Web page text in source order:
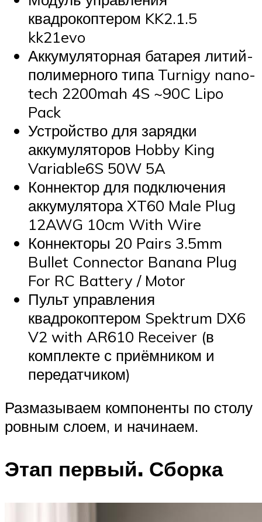
квадрокоптером KK2.1.5
kk21evo
Аккумуляторная батарея литий-
полимерного типа Turnigy nano-
tech 2200mah 4S ~90C Lipo
Pack
Устройство для зарядки
аккумуляторов Hobby King
Variable6S 50W 5A
Коннектор для подключения
аккумулятора XT60 Male Plug
12AWG 10cm With Wire
Коннекторы 20 Pairs 3.5mm
Bullet Connector Banana Plug
For RC Battery / Motor
Пульт управления
квадрокоптером Spektrum DX6
V2 with AR610 Receiver (в
комплекте с приёмником и
передатчиком)
Размазываем компоненты по столу
ровным слоем, и начинаем.
Этап первый. Сборка